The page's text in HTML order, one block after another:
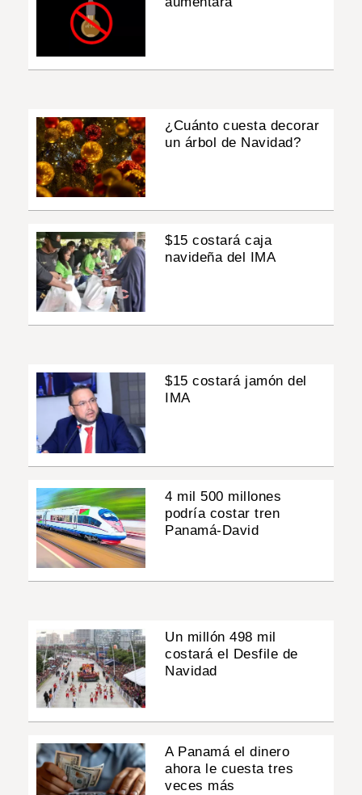
¿Cuánto cuesta decorar
un árbol de Navidad?
$15 costará caja
navideña del IMA
$15 costará jamón del
IMA
4 mil 500 millones
podría costar tren
Panamá-David
Un millón 498 mil
costará el Desfile de
Navidad
A Panamá el dinero
ahora le cuesta tres
veces más